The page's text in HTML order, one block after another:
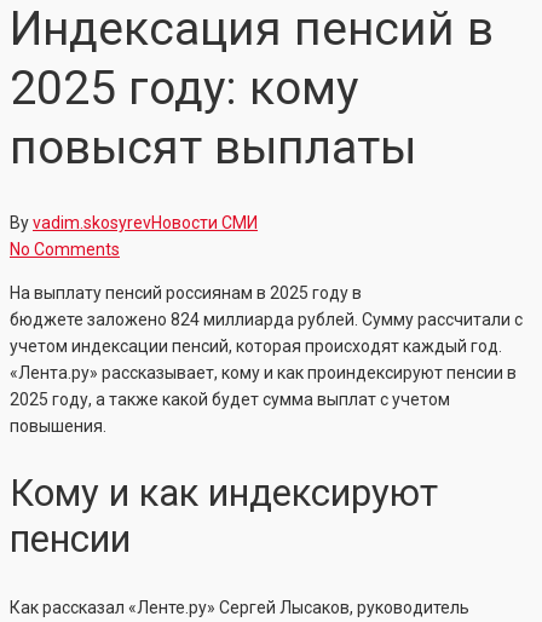
Индексация пенсий в
2025 году: кому
повысят выплаты
Byvadim.skosyrevНовости СМИ
No Comments
На выплату пенсий россиянам в 2025 году в
бюджете заложено 824 миллиарда рублей. Сумму рассчитали с
учетом индексации пенсий, которая происходят каждый год.
«Лента.ру» рассказывает, кому и как проиндексируют пенсии в
2025 году, а также какой будет сумма выплат с учетом
повышения.
Кому и как индексируют
пенсии
Как рассказал «Ленте.ру» Сергей Лысаков, руководитель